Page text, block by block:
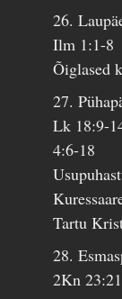
26.
Ilm 1:1-8
Õiglased
27.
Lk 18:9-
4:6-18
Tartu
28.
2Kn